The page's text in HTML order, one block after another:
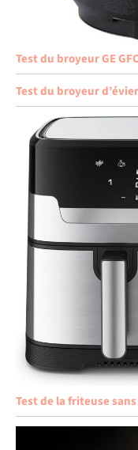
Test du broyeur GE
Test du broyeur
Test de la friteuse